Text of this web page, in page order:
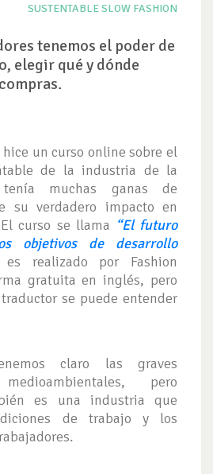
SUSTENTABLESLOW FASHION
tenemos el poder de
elegir qué y dónde
hice un curso online sobre el
de la industria de la
muchas ganas de
su verdadero impacto en
curso se llama “El futuro
objetivos de desarrollo
realizado por Fashion
gratuita en inglés, pero
se puede entender
claro las graves
pero
es una industria que
de trabajo y los